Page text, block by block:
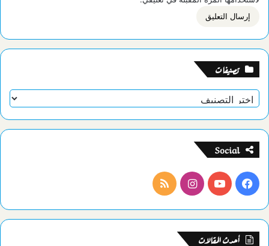
تصنيفات
تصنيفات
Social
فيسبوكيوتيوبانستقرامملخص
الموقع
أحدث المقالات